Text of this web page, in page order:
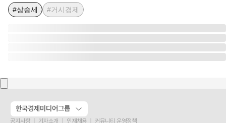
#상승세 #거시경제
한국경제미디어그룹
공지사항 기자소개 인재채용 커뮤니티 운영정책